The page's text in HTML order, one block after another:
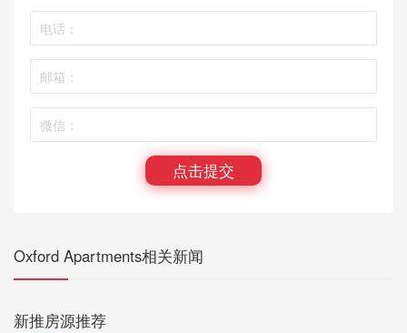
点击提交
Oxford Apartments相关新闻
新推房源推荐